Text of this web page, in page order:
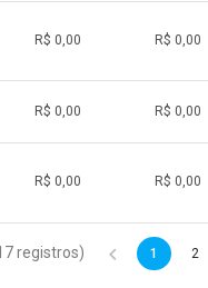
R$ 0,00 R$ 0,00
R$ 0,00 R$ 0,00
R$ 0,00 R$ 0,00
registros) 1 2